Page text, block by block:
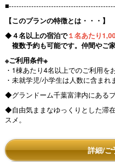
【このプランの特徴とは・・・】
◆４名以上の宿泊で１名あたり
複数予約も可能です。仲間やご
※ご利用条件※
・1棟あたり4名以上でのご利用を
・未就学児/小学生は人数に含まれ
◆グランドーム千葉富津内にある
◆自由気ままなゆっくりとした滞
スメ。
詳細/ご